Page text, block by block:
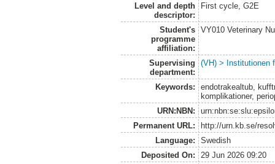
Level and depth
descriptor:
First cycle, G2E
Student's
programme
affiliation:
VY010 Veterinary
Supervising
department:
(VH) > Institutionen
Keywords:
endotrakealtub,
komplikationer,
URN:NBN:
Permanent URL:
http://urn.kb.se/
Language:
Swedish
Deposited On:
29 Jun 2026 09:20